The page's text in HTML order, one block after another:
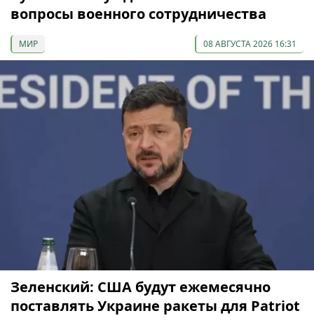
вопросы военного сотрудничества
МИР 08 АВГУСТА 2026 16:31
Зеленский: США будут ежемесячно
поставлять Украине ракеты для Patriot